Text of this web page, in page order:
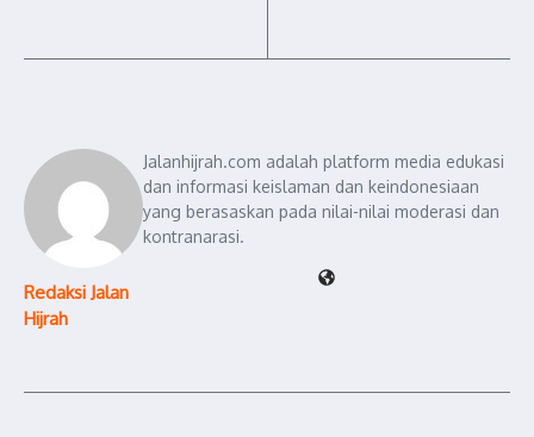
Redaksi Jalan
Hijrah
Jalanhijrah.com adalah platform media edukasi
dan informasi keislaman dan keindonesiaan
yang berasaskan pada nilai-nilai moderasi dan
kontranarasi.